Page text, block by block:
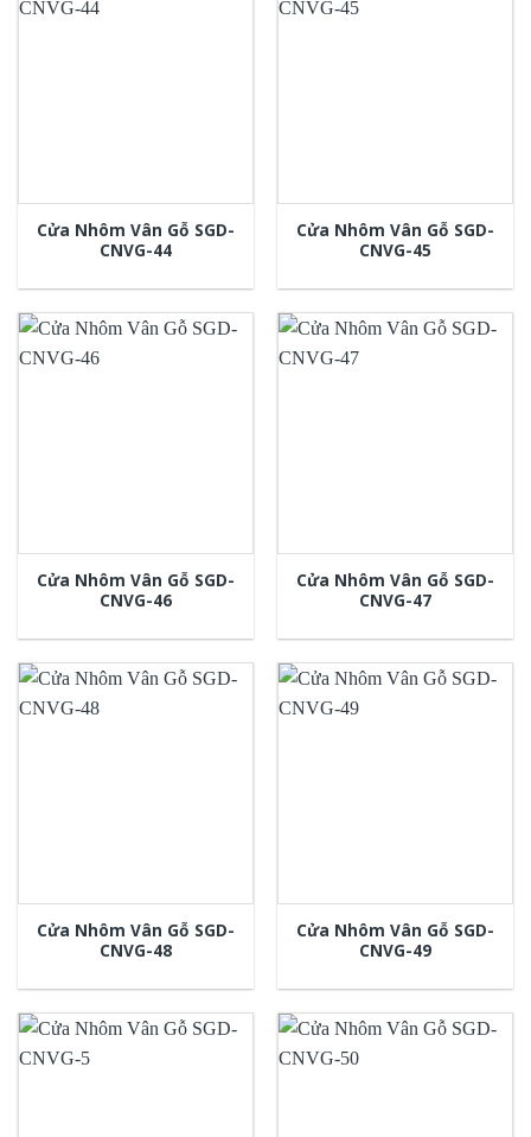
Cửa Nhôm Vân Gỗ SGD-
CNVG-44
Cửa Nhôm Vân Gỗ SGD-
CNVG-45
Cửa Nhôm Vân Gỗ SGD-
CNVG-46
Cửa Nhôm Vân Gỗ SGD-
CNVG-47
Cửa Nhôm Vân Gỗ SGD-
CNVG-48
Cửa Nhôm Vân Gỗ SGD-
CNVG-49